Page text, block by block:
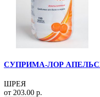
СУПРИМА-ЛОР
ШРЕЯ
от 203.00 р.